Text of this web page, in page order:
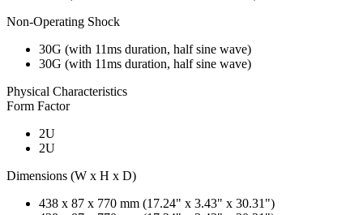
Non-Operating Shock
30G (with 11ms duration, half sine wave)
30G (with 11ms duration, half sine wave)
Physical Characteristics
Form Factor
2U
2U
Dimensions (W x H x D)
438 x 87 x 770 mm (17.24" x 3.43" x 30.31")